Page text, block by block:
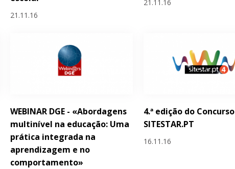
21.11.16
21.11.16
WEBINAR DGE - «Abordagens
multinível na educação: Uma
prática integrada na
aprendizagem e no
comportamento»
4.ª edição do Concurso
SITESTAR.PT
16.11.16